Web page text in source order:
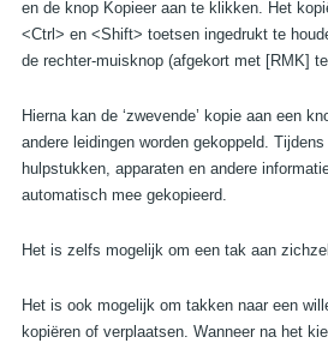
en de knop Kopieer aan te klikken. Het
<Ctrl> en <Shift> toetsen ingedrukt te
de rechter-muisknop (afgekort met [RMK]
Hierna kan de ‘zwevende’ kopie aan een
andere leidingen worden gekoppeld.
hulpstukken, apparaten en andere
automatisch mee gekopieerd.
Het is zelfs mogelijk om een tak aan
Het is ook mogelijk om takken naar een
kopiëren of verplaatsen. Wanneer na het